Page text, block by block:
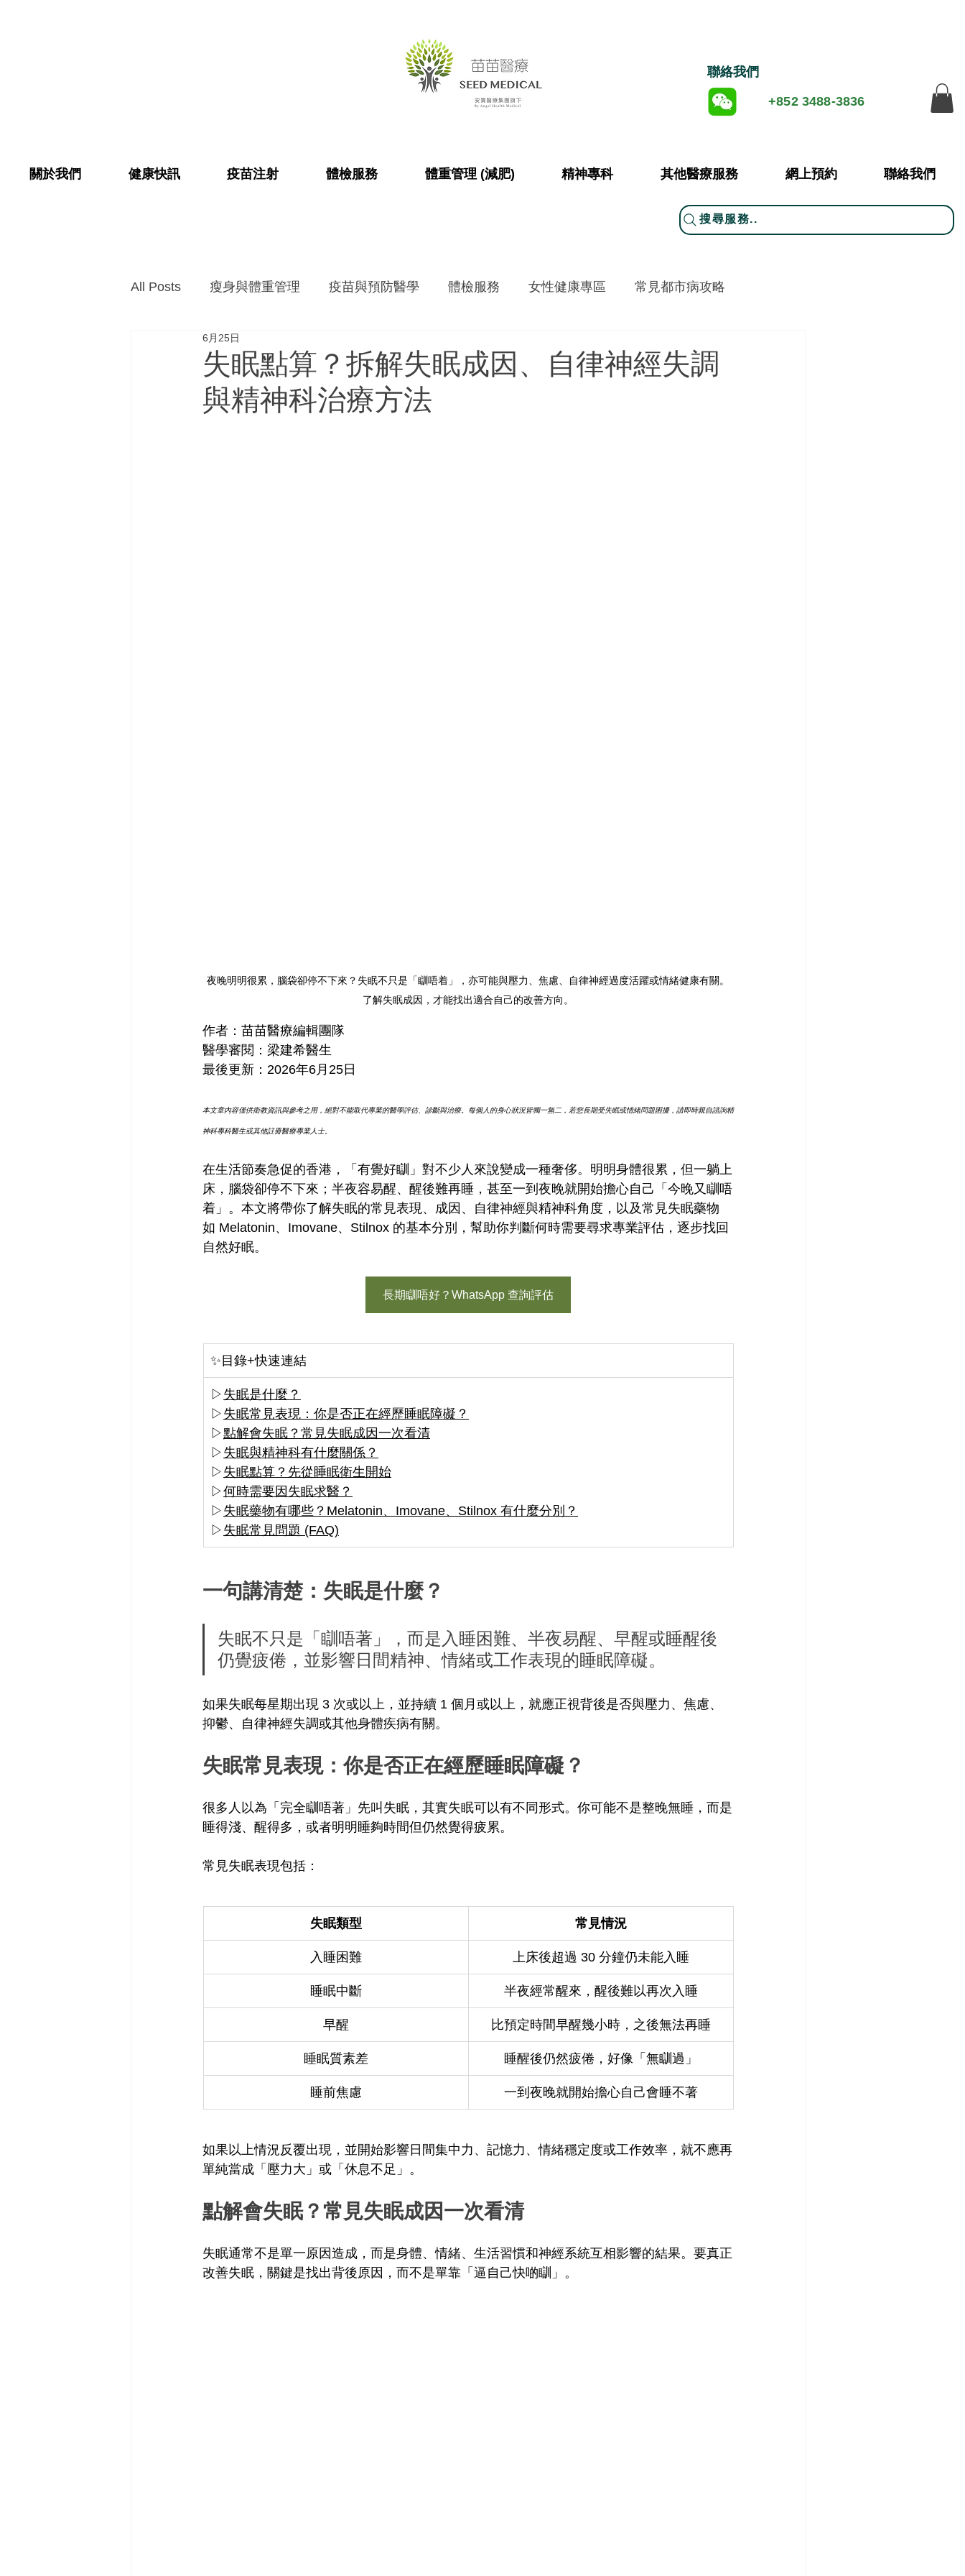
+852 3488-3836
​聯絡我們
關於我們 健康快訊 疫苗注射 體檢服務 體重管理 (減肥) 精神專科 其他醫療服務 網上預約 聯絡我們
搜尋服務..
All Posts 瘦身與體重管理 疫苗與預防醫學 體檢服務 女性健康專區 常見都市病攻略
生育及家庭計劃
Ozempic胰妥讚 大腦與情緒百科
失眠點算？拆解失眠成因、自律神經失調
與精神科治療方法
6月25日
夜晚明明很累，腦袋卻停不下來？失眠不只是「瞓唔着」，亦可能與壓力、焦慮、自律神經過度活躍或情緒健康有關。
了解失眠成因，才能找出適合自己的改善方向。
作者：苗苗醫療編輯團隊
醫學審閱：梁建希醫生
最後更新：2026年6月25日
本文章內容僅供衛教資訊與參考之用，絕對不能取代專業的醫學評估、診斷與治療。每個人的身心狀況皆獨一無二，若您長期受失眠或情緒問題困擾，請即時親自諮詢精
神科專科醫生或其他註冊醫療專業人士。
在生活節奏急促的香港，「有覺好瞓」對不少人來說變成一種奢侈。明明身體很累，但一躺上
床，腦袋卻停不下來；半夜容易醒、醒後難再睡，甚至一到夜晚就開始擔心自己「今晚又瞓唔
着」。本文將帶你了解失眠的常見表現、成因、自律神經與精神科角度，以及常見失眠藥物
如 Melatonin、Imovane、Stilnox 的基本分別，幫助你判斷何時需要尋求專業評估，逐步找回
自然好眠。
長期瞓唔好？WhatsApp 查詢評估
✨目錄+快速連結
▷ 失眠是什麼？
▷ 失眠常見表現：你是否正在經歷睡眠障礙？
▷點解會失眠？常見失眠成因一次看清
▷ 失眠與精神科有什麼關係？
▷ 失眠點算？先從睡眠衛生開始
▷何時需要因失眠求醫？
▷ 失眠藥物有哪些？Melatonin、Imovane、Stilnox 有什麼分別？
▷ 失眠常見問題 (FAQ)
一句講清楚：失眠是什麼？
失眠不只是「瞓唔著」，而是入睡困難、半夜易醒、早醒或睡醒後
仍覺疲倦，並影響日間精神、情緒或工作表現的睡眠障礙。
如果失眠每星期出現 3 次或以上，並持續 1 個月或以上，就應正視背後是否與壓力、焦慮、
抑鬱、自律神經失調或其他身體疾病有關。
失眠常見表現：你是否正在經歷睡眠障礙？
很多人以為「完全瞓唔著」先叫失眠，其實失眠可以有不同形式。你可能不是整晚無睡，而是
睡得淺、醒得多，或者明明睡夠時間但仍然覺得疲累。
常見失眠表現包括：
失眠類型 常見情況
入睡困難 上床後超過 30 分鐘仍未能入睡
睡眠中斷 半夜經常醒來，醒後難以再次入睡
早醒 比預定時間早醒幾小時，之後無法再睡
睡眠質素差 睡醒後仍然疲倦，好像「無瞓過」
睡前焦慮 一到夜晚就開始擔心自己會睡不著
如果以上情況反覆出現，並開始影響日間集中力、記憶力、情緒穩定度或工作效率，就不應再
單純當成「壓力大」或「休息不足」。
點解會失眠？常見失眠成因一次看清
失眠通常不是單一原因造成，而是身體、情緒、生活習慣和神經系統互相影響的結果。要真正
改善失眠，關鍵是找出背後原因，而不是單靠「逼自己快啲瞓」。